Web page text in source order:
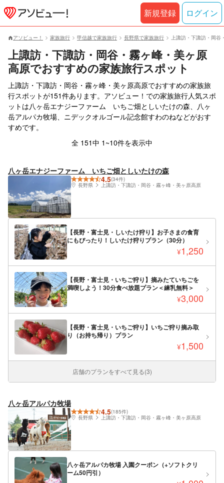
アソビュー！ 家族旅行 甲信越で家族旅行 長野県で家族旅行 上諏訪・下諏訪・岡谷
上諏訪・下諏訪・岡谷・霧ヶ峰・美ヶ原
高原でおすすめの家族旅行スポット
上諏訪・下諏訪・岡谷・霧ヶ峰・美ヶ原高原でおすすめの家族旅
行スポットが151件あります。アソビュー！での家族旅行人気スポ
ットは八ヶ岳エナジーファーム いちご畑としいたけの森、八ヶ
岳アルパカ牧場、ニデックオルゴール記念館すわのねなどがおす
すめです。
全 151中 1~10件を表示中
八ヶ岳エナジーファーム いちご畑としいたけの森
4.5(34件)
長野県
上諏訪・下諏訪・岡谷・霧ヶ峰・美ヶ原高原
【長野・富士見・しいたけ狩り】お子さまの食育
にもぴったり！しいたけ狩りプラン（30分）
¥1,250
【長野・富士見・いちご狩り】摘みたていちごを
満喫しよう！30分食べ放題プラン＜練乳無料＞
¥3,000
【長野・富士見・いちご狩り】いちご狩り摘み取
り（お持ち帰り）プラン
¥1,500
店舗のプランをすべて見る(3)
八ヶ岳アルパカ牧場
4.5(185件)
長野県
上諏訪・下諏訪・岡谷・霧ヶ峰・美ヶ原高原
八ヶ岳アルパカ牧場 入園クーポン（+ソフトクリ
ーム50円引）
新規登録 ログイン